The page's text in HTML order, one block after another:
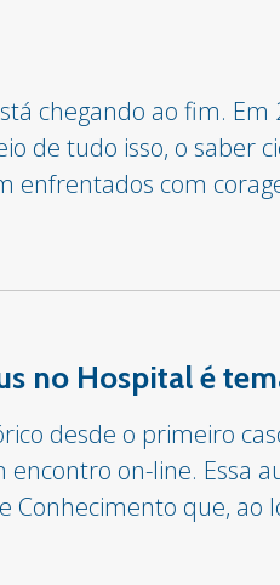
chegando ao fim.
de tudo isso, o saber
enfrentados com
no Hospital é
desde o primeiro
on-line. Essa
que, ao